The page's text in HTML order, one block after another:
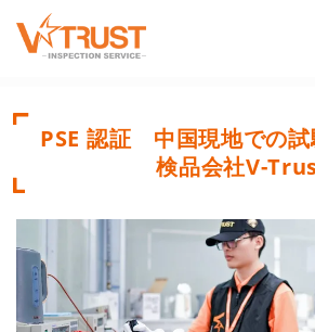
PSE 認証 中国現地での試
検品会社V-